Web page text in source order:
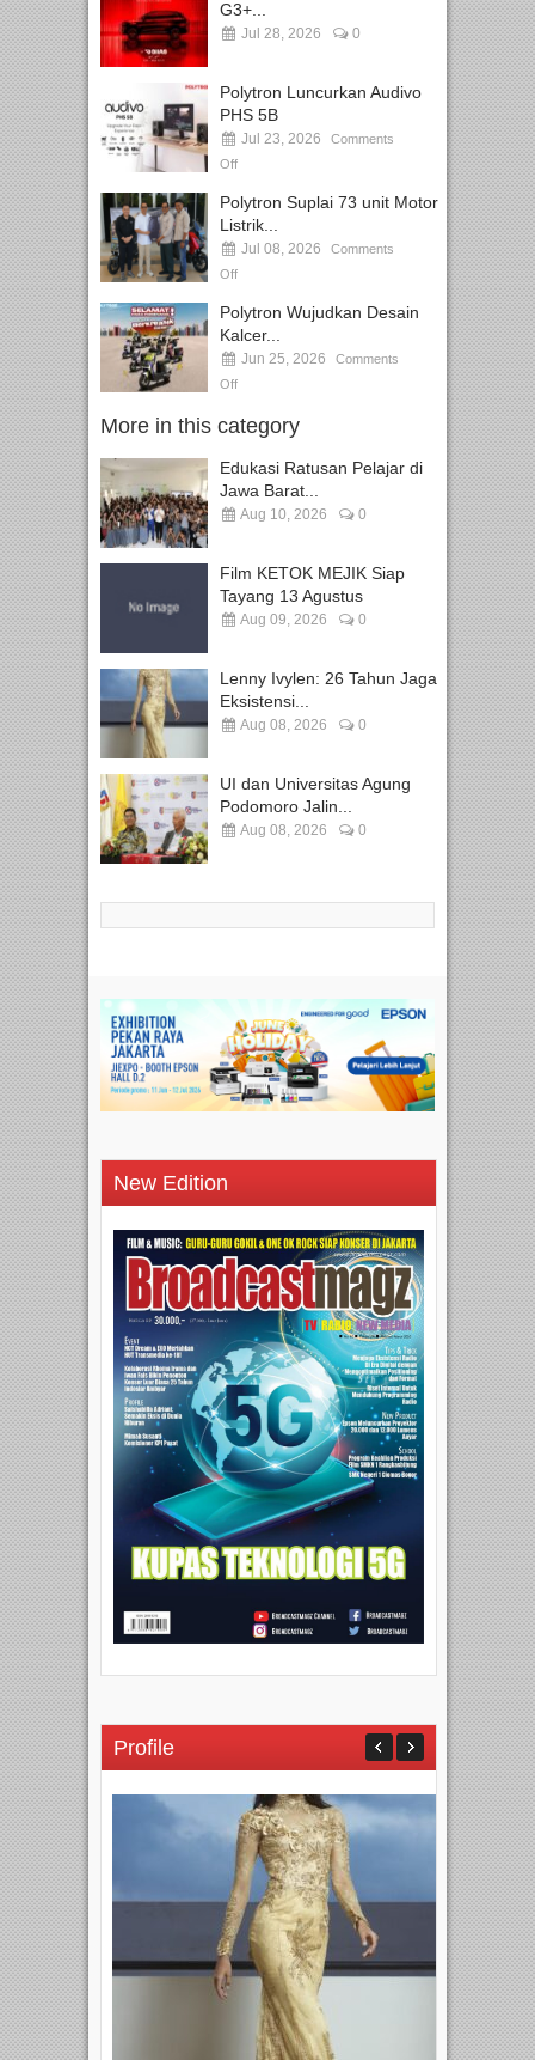
G3+...
Jul 28, 2026 0
Polytron Luncurkan Audivo
PHS 5B
Jul 23, 2026
Comments
Off
Polytron Suplai 73 unit Motor
Listrik...
Jul 08, 2026
Comments
Off
Polytron Wujudkan Desain
Kalcer...
Jun 25, 2026
Comments
Off
More in this category
Edukasi Ratusan Pelajar di
Jawa Barat...
Aug 10, 2026 0
Film KETOK MEJIK Siap
Tayang 13 Agustus
Aug 09, 2026 0
Lenny Ivylen: 26 Tahun Jaga
Eksistensi...
Aug 08, 2026 0
UI dan Universitas Agung
Podomoro Jalin...
Aug 08, 2026 0
New Edition
Profile